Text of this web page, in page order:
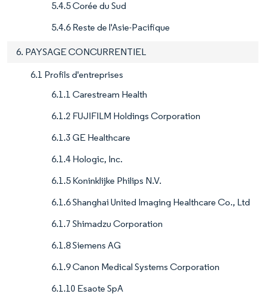
5.4.5 Corée du Sud
5.4.6 Reste de l'Asie-Pacifique
6. PAYSAGE CONCURRENTIEL
6.1 Profils d'entreprises
6.1.1 Carestream Health
6.1.2 FUJIFILM Holdings Corporation
6.1.3 GE Healthcare
6.1.4 Hologic, Inc.
6.1.5 Koninklijke Philips N.V.
6.1.6 Shanghai United Imaging Healthcare Co., Ltd
6.1.7 Shimadzu Corporation
6.1.8 Siemens AG
6.1.9 Canon Medical Systems Corporation
6.1.10 Esaote SpA